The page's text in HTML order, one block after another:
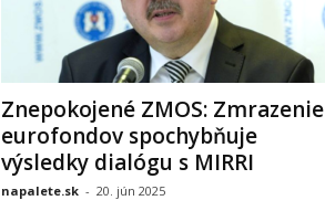
Znepokojené ZMOS: Zmrazenie
eurofondov spochybňuje
výsledky dialógu s MIRRI
napalete.sk - 20. jún 2025